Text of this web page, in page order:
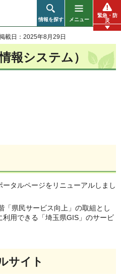
情報を探す メニュー
緊急・防
災
載日：2025年8月29日
報システム）
タルページをリニューアルしまし
「県民サービス向上」の取組とし
用できる「埼玉県GIS」のサービ
サイト